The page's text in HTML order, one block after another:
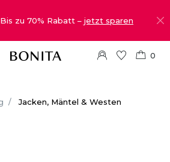
zu 70% Rabatt – jetzt sparen
0
Jacken, Mäntel & Westen